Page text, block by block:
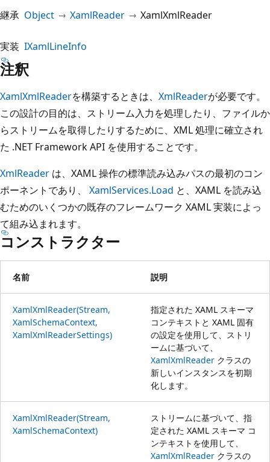
継承 Object XamlReader XamlXmlReader
実装 IXamlLineInfo
注釈
XamlXmlReaderを構築するときは、 XmlReaderが必要です。
この設計の目的は、ストリーム入力を処理したり、ファイルか
らストリームを取得したりするために、XML 処理に確立され
た .NET Framework API を使用することです。
XmlReader は、XAML 操作の標準読み込みパスの最初のコン
ポーネントであり、 XamlServices.Load と、XAML を読み込
むためのいくつかの既存のフレームワーク XAML 実装によっ
て組み込まれます。
コンストラクター
名前 説明
XamlXmlReader(Stream,
XamlSchemaContext,
XamlXmlReaderSettings)
指定された XAML スキーマ
コンテキストと XAML 固有
の設定を使用して、ストリ
ームに基づいて、
XamlXmlReader クラスの
新しいインスタンスを初期
化します。
XamlXmlReader(Stream,
XamlSchemaContext)
ストリームに基づいて、指
定された XAML スキーマ コ
ンテキストを使用して、
XamlXmlReader クラスの